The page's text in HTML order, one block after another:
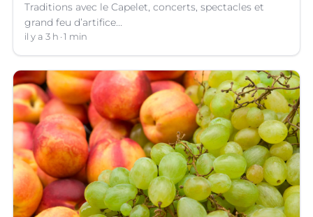
Traditions avec le Capelet, concerts, spectacles et
grand feu d’artifice...
il y a 3 h 1 min